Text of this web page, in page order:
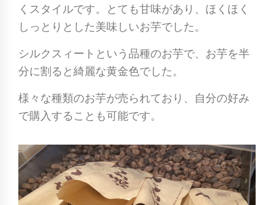
くスタイルです。とても甘味があり、ほくほく
しっとりとした美味しいお芋でした。
シルクスィートという品種のお芋で、お芋を半
分に割ると綺麗な黄金色でした。
様々な種類のお芋が売られており、自分の好み
で購入することも可能です。